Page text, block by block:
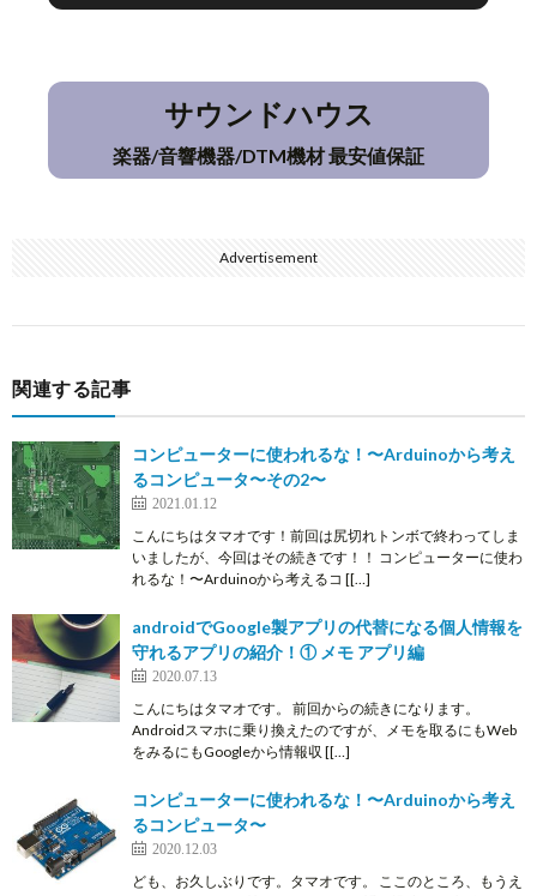
サウンドハウス
楽器/音響機器/DTM機材 最安値保証
Advertisement
関連する記事
コンピューターに使われるな！〜Arduinoから考え
るコンピュータ〜その2〜
2021.01.12
こんにちはタマオです！前回は尻切れトンボで終わってしま
いましたが、今回はその続きです！！ コンピューターに使わ
れるな！〜Arduinoから考えるコ [[…]
androidでGoogle製アプリの代替になる個人情報を
守れるアプリの紹介！① メモ アプリ編
2020.07.13
こんにちはタマオです。 前回からの続きになります。
Androidスマホに乗り換えたのですが、メモを取るにもWeb
をみるにもGoogleから情報収 [[…]
コンピューターに使われるな！〜Arduinoから考え
るコンピュータ〜
2020.12.03
ども、お久しぶりです。タマオです。 ここのところ、もうえ